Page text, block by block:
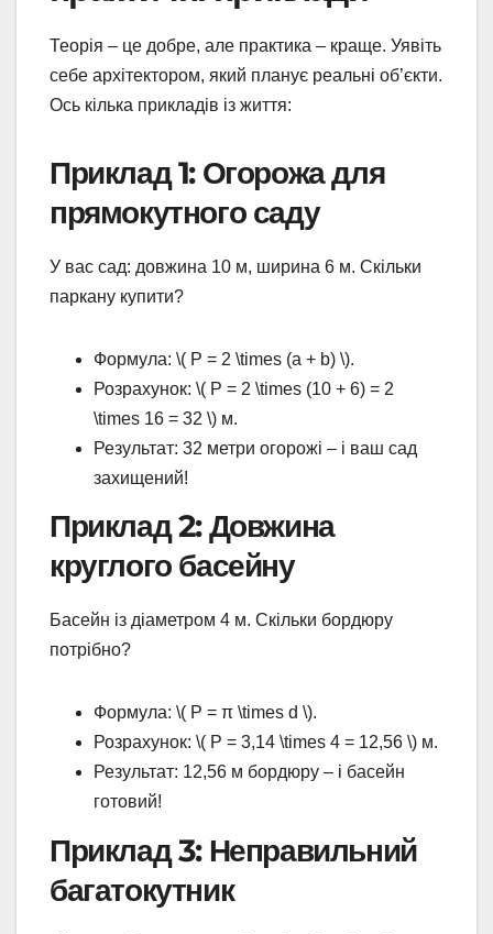
Теорія – це добре, але практика – краще. Уявіть
себе архітектором, який планує реальні об’єкти.
Ось кілька прикладів із життя:
Приклад 1: Огорожа для
прямокутного саду
У вас сад: довжина 10 м, ширина 6 м. Скільки
паркану купити?
Формула: \( P = 2 \times (a + b) \).
Розрахунок: \( P = 2 \times (10 + 6) = 2
\times 16 = 32 \) м.
Результат: 32 метри огорожі – і ваш сад
захищений!
Приклад 2: Довжина
круглого басейну
Басейн із діаметром 4 м. Скільки бордюру
потрібно?
Формула: \( P = π \times d \).
Розрахунок: \( P = 3,14 \times 4 = 12,56 \) м.
Результат: 12,56 м бордюру – і басейн
готовий!
Приклад 3: Неправильний
багатокутник